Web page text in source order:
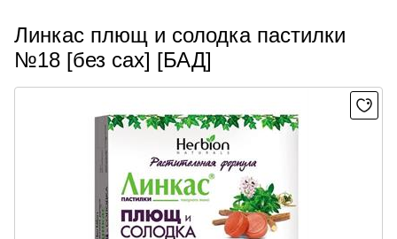
Линкас плющ и солодка пастилки
№18 [без сах] [БАД]